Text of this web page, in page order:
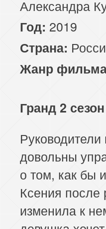
Александра
Год: 2019
Страна:
Жанр
Гранд 2
довольны
о том, как бы
Ксения после
изменила к